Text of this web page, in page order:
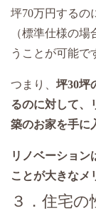
坪70万円するの
（標準仕様の
うことが可能で
つまり、 坪30坪
るのに対して、
築のお家を手に
リノベーション
ことが大きなメ
３．住宅